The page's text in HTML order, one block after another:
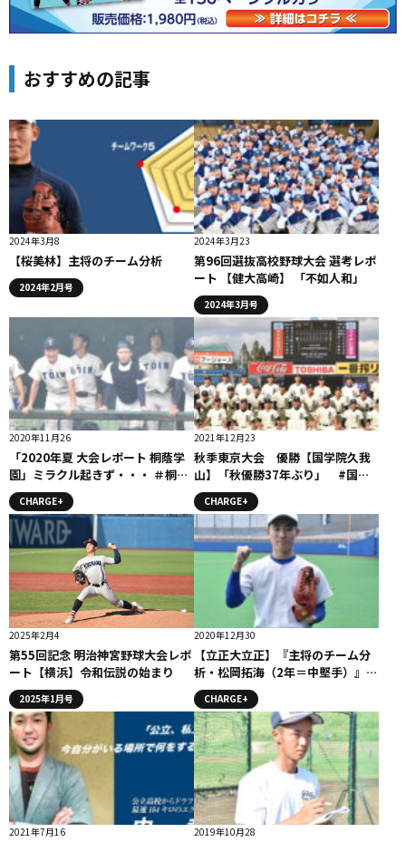
おすすめの記事
2024年3月8
【桜美林】主将のチーム分析
2024年2月号
2024年3月23
第96回選抜高校野球大会 選考レポ
ート 【健大高崎】 「不如人和」
2024年3月号
2020年11月26
「2020年夏 大会レポート 桐蔭学
園」ミラクル起きず・・・ ＃桐蔭
学園
CHARGE+
2021年12月23
秋季東京大会 優勝【国学院久我
山】「秋優勝37年ぶり」 #国学
院久我山
CHARGE+
2025年2月4
第55回記念 明治神宮野球大会レポ
ート【横浜】令和伝説の始まり
2025年1月号
2020年12月30
【立正大立正】『主将のチーム分
析・松岡拓海（2年＝中堅手）』コ
ラム #立正大立正
CHARGE+
2021年7月16 2019年10月28